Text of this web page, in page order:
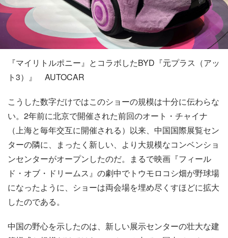
『マイリトルポニー』とコラボしたBYD『元プラス（アッ
ト3）』 AUTOCAR
こうした数字だけではこのショーの規模は十分に伝わらな
い。2年前に北京で開催された前回のオート・チャイナ
（上海と毎年交互に開催される）以来、中国国際展覧セン
ターの隣に、まったく新しい、より大規模なコンベンショ
ンセンターがオープンしたのだ。まるで映画『フィール
ド・オブ・ドリームス』の劇中でトウモロコシ畑が野球場
になったように、ショーは両会場を埋め尽くすほどに拡大
したのである。
中国の野心を示したのは、新しい展示センターの壮大な建